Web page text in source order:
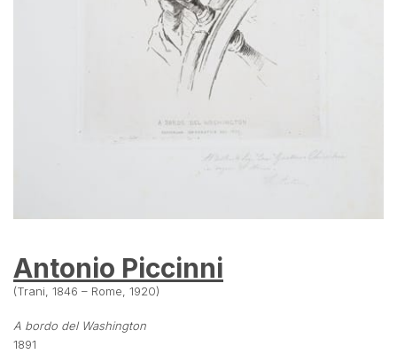
Antonio Piccinni
(Trani, 1846 – Rome, 1920)
A bordo del Washington
1891